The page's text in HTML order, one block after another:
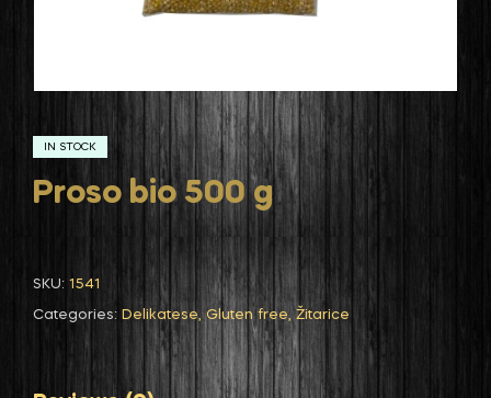
IN STOCK
Proso bio 500 g
SKU: 1541
Categories: Delikatese,Gluten free, Žitarice